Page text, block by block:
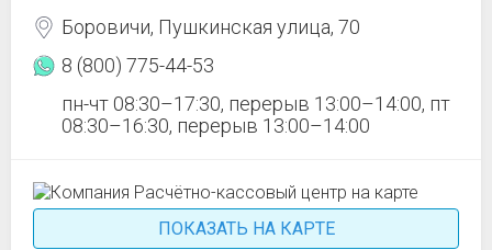
Боровичи, Пушкинская улица, 70
8 (800) 775-44-53
пн-чт 08:30–17:30, перерыв 13:00–14:00, пт
08:30–16:30, перерыв 13:00–14:00
ПОКАЗАТЬ НА КАРТЕ